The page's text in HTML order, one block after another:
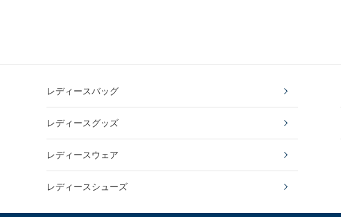
レディースバッグ
レディースグッズ
レディースウェア
レディースシューズ